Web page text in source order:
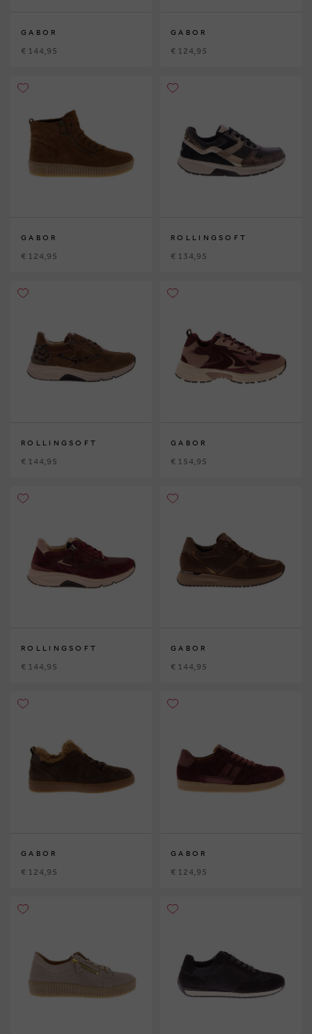
GABOR
€ 144,95
GABOR
€ 124,95
GABOR
€ 124,95
ROLLINGSOFT
€ 134,95
ROLLINGSOFT
€ 144,95
GABOR
€ 154,95
ROLLINGSOFT
€ 144,95
GABOR
€ 144,95
GABOR
€ 124,95
GABOR
€ 124,95